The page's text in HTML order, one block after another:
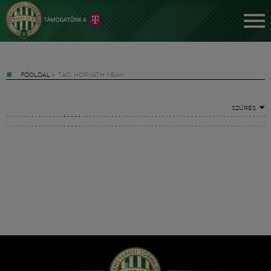
FŐOLDAL » TAG: HORVÁTH KEÁN
SZŰRÉS
Hírek